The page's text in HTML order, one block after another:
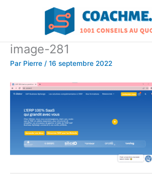
image-281
Par Pierre / 16 septembre 2022